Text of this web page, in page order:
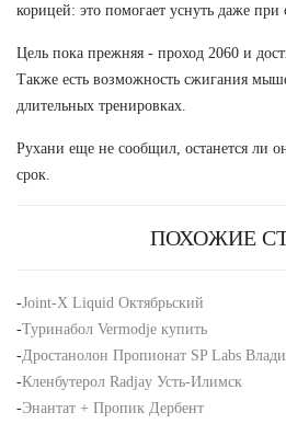
корицей: это помогает уснуть даже при
Цель пока прежняя - проход 2060 и
Также есть возможность сжигания
длительных тренировках.
Рухани еще не сообщил, останется ли
срок.
ПОХОЖИЕ
-Joint-X Liquid Октябрьский
-Туринабол Vermodje купить
-Дростанолон Пропионат SP Labs
-Кленбутерол Radjay Усть-Илимск
-Энантат + Пропик Дербент